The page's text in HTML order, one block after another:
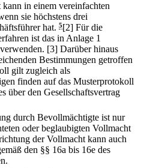
in einem vereinfachten
sie höchstens drei
hat. 5[2] Für die
ist das in Anlage 1
[3] Darüber hinaus
Bestimmungen getroffen
gilt zugleich als
finden auf das Musterprotokoll
über den Gesellschaftsvertrag
durch Bevollmächtigte ist nur
oder beglaubigten Vollmacht
der Vollmacht kann auch
den §§ 16a bis 16e des